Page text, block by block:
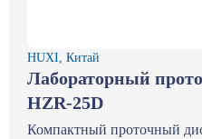
HUXI, Китай
Лабораторный
HZR-25D
Компактный проточный